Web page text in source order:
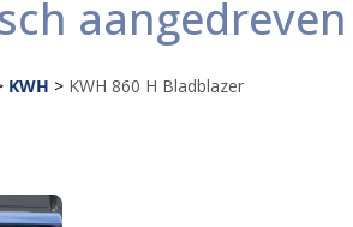
aangedreven
KWH > KWH 860 H Bladblazer